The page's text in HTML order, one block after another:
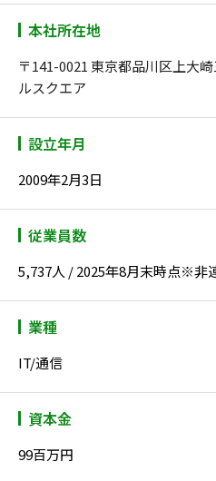
本社所在地
〒141-0021 東京都品川区上大
ルスクエア
設立年月
2009年2月3日
従業員数
5,737人 / 2025年8月末時点※非
業種
IT/通信
資本金
99百万円